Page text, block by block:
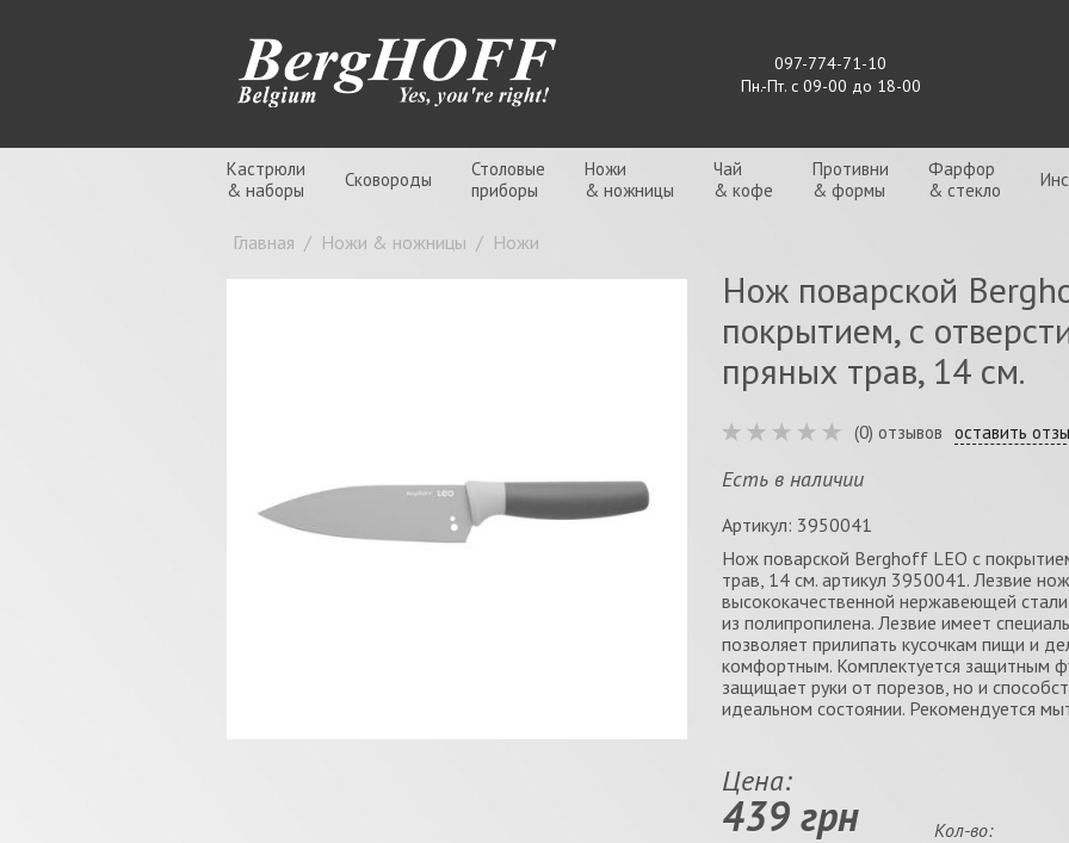
097-774-71-10
Пн.-Пт. с 09-00 до 18-00
Кастрюли
& наборы
Сковороды
Столовые
приборы
Ножи
& ножницы
Чай
& кофе
Противни
& формы
Фарфор
& стекло
Главная / Ножи & ножницы / Ножи
Нож поварской
покрытием, с
пряных трав, 14 см.
(0) отзывов оставить
Есть в наличии
Артикул: 3950041
Нож поварской Berghoff LEO с
трав, 14 см. артикул 3950041. Лезвие
высококачественной нержавеющей
из полипропилена. Лезвие имеет
позволяет прилипать кусочкам пищи и
комфортным. Комплектуется защитным
защищает руки от порезов, но и
идеальном состоянии. Рекомендуется
Цена:
439 грн Кол-во: